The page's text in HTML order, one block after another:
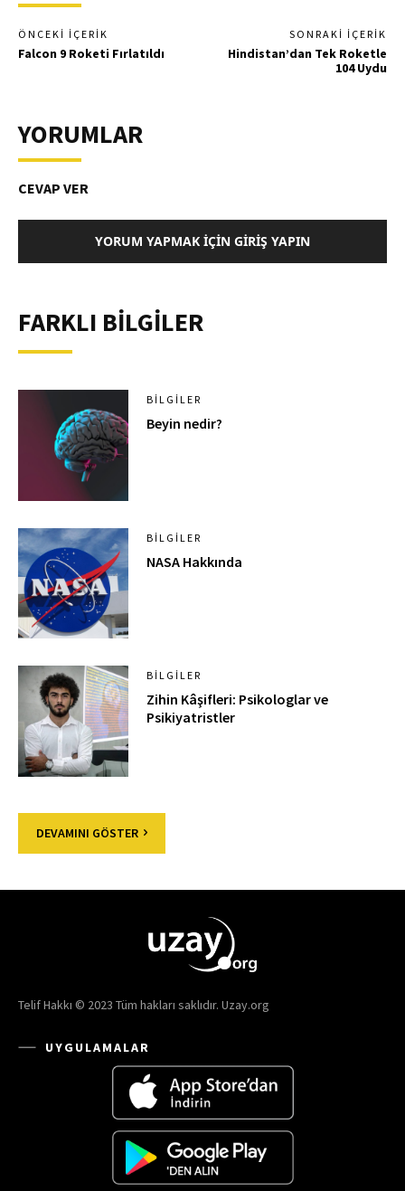
ÖNCEKI İÇERIK
Falcon 9 Roketi Fırlatıldı
SONRAKI İÇERIK
Hindistan’dan Tek Roketle
104 Uydu
YORUMLAR
CEVAP VER
YORUM YAPMAK İÇIN GIRIŞ YAPIN
FARKLI BİLGİLER
BILGILER
Beyin nedir?
BILGILER
NASA Hakkında
BILGILER
Zihin Kâşifleri: Psikologlar ve
Psikiyatristler
DEVAMINI GÖSTER
Telif Hakkı © 2023 Tüm hakları saklıdır. Uzay.org
UYGULAMALAR